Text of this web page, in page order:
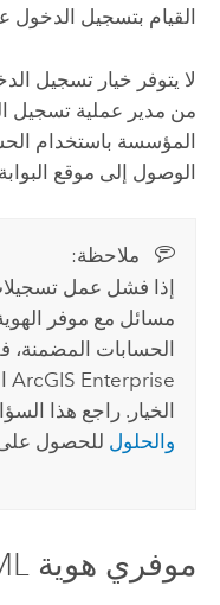
القيام بتسجيل
لا يتوفر خيار تسجيل
من مدير عملية تسجيل
المؤسسة باستخدام
الوصول إلى موقع
ملاحظة:‏
مسائل مع موفر
الحسابات المضمنة،
ArcGIS Enterprise
الخيار. راجع هذا
والحلول للحصول
موفري هوية SAML